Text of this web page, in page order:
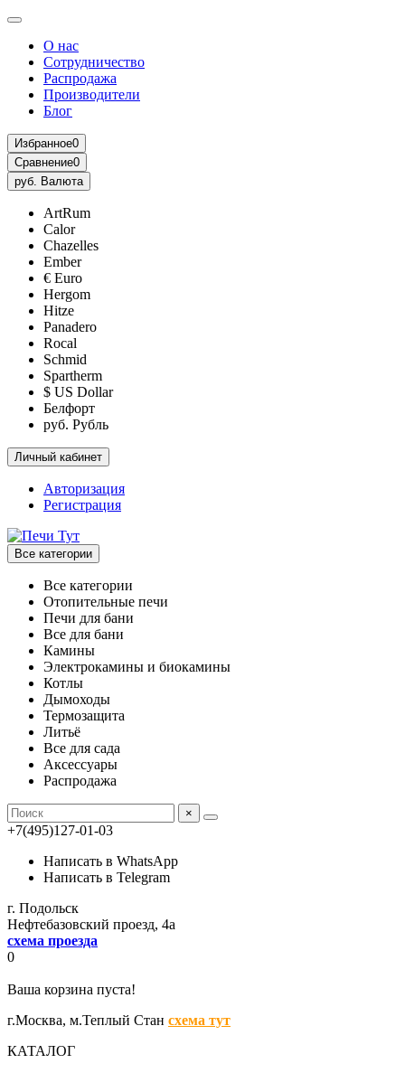
О нас
Сотрудничество
Распродажа
Производители
Блог
Избранное0
Сравнение0
руб. Валюта
ArtRum
Calor
Chazelles
Ember
€ Euro
Hergom
Hitze
Panadero
Rocal
Schmid
Spartherm
$ US Dollar
Белфорт
руб. Рубль
Личный кабинет
Авторизация
Регистрация
Все категории
Все категории
Отопительные печи
Печи для бани
Все для бани
Камины
Электрокамины и биокамины
Котлы
Дымоходы
Термозащита
Литьё
Все для сада
Аксессуары
Распродажа
×
+7(495)127-01-03
Написать в WhatsApp
Написать в Telegram
г. Подольск
Нефтебазовский проезд, 4а
схема проезда
0
Ваша корзина пуста!
г.Москва, м.Теплый Стан схема тут
КАТАЛОГ